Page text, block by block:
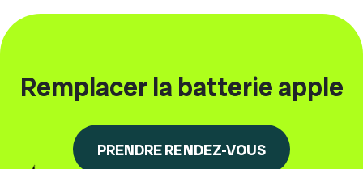
Remplacer la batterie apple
PRENDRE RENDEZ-VOUS